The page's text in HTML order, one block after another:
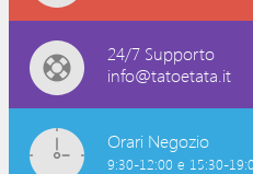
24/7 Supporto
info@tatoetata.it
Orari Negozio
9:30-12:00 e 15:30-